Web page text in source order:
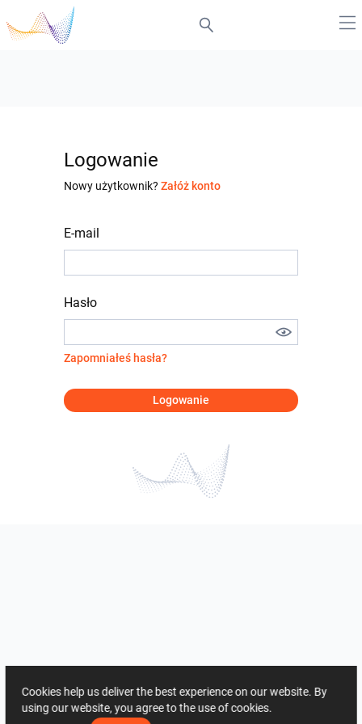
Logowanie
Nowy użytkownik? Załóż konto
E-mail
Hasło
Zapomniałeś hasła?
Logowanie
Cookies help us deliver the best experience on our website. By
using our website, you agree to the use of cookies.